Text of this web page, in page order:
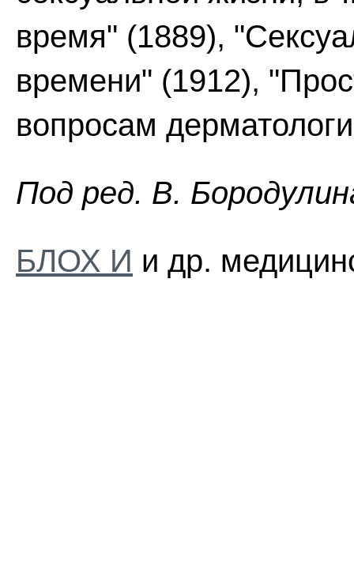
время" (1889),
времени" (1912),
вопросам
Пoд peд. B.
БЛОХ И и др.